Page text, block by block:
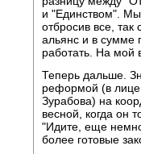
и "Единством".
отбросив все, так
альянс и в сумме
работать. На мой
Теперь дальше.
реформой (в
Зурабова) на
весной, когда он
"Идите, еще
более готовые